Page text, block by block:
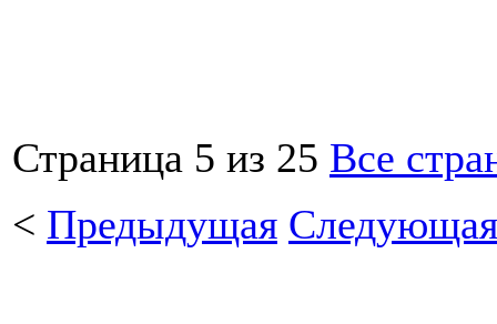
Страница 5 из 25 Все
< Предыдущая Следующая